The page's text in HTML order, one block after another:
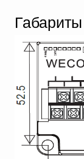
Габариты